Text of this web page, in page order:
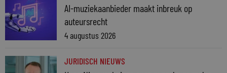
AI-muziekaanbieder maakt inbreuk op
auteursrecht
4 augustus 2026
JURIDISCH NIEUWS